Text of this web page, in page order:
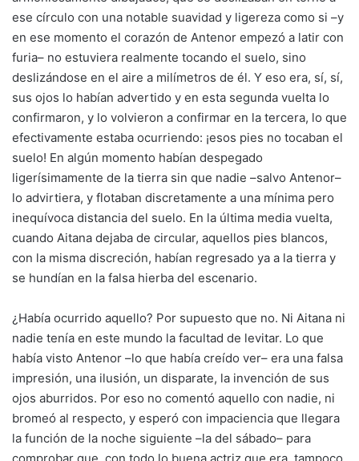
ese círculo con una notable suavidad y ligereza como si –y
en ese momento el corazón de Antenor empezó a latir con
furia– no estuviera realmente tocando el suelo, sino
deslizándose en el aire a milímetros de él. Y eso era, sí, sí,
sus ojos lo habían advertido y en esta segunda vuelta lo
confirmaron, y lo volvieron a confirmar en la tercera, lo que
efectivamente estaba ocurriendo: ¡esos pies no tocaban el
suelo! En algún momento habían despegado
ligerísimamente de la tierra sin que nadie –salvo Antenor–
lo advirtiera, y flotaban discretamente a una mínima pero
inequívoca distancia del suelo. En la última media vuelta,
cuando Aitana dejaba de circular, aquellos pies blancos,
con la misma discreción, habían regresado ya a la tierra y
se hundían en la falsa hierba del escenario.
¿Había ocurrido aquello? Por supuesto que no. Ni Aitana ni
nadie tenía en este mundo la facultad de levitar. Lo que
había visto Antenor –lo que había creído ver– era una falsa
impresión, una ilusión, un disparate, la invención de sus
ojos aburridos. Por eso no comentó aquello con nadie, ni
bromeó al respecto, y esperó con impaciencia que llegara
la función de la noche siguiente –la del sábado– para